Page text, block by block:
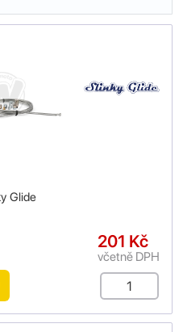
Glide
201 Kč
včetně DPH